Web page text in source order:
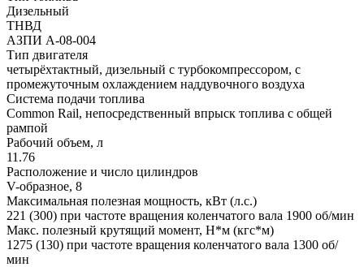
Дизельный
ТНВД
АЗПИ A-08-004
Тип двигателя
четырёхтактный, дизельный с турбокомпрессором, с
промежуточным охлаждением наддувочного воздуха
Система подачи топлива
Common Rail, непосредственный впрыск топлива с общей
рампой
Рабочий объем, л
11.76
Расположение и число цилиндров
V-образное, 8
Максимальная полезная мощность, кВт (л.с.)
221 (300) при частоте вращения коленчатого вала 1900 об/мин
Макс. полезный крутящий момент, Н*м (кгс*м)
1275 (130) при частоте вращения коленчатого вала 1300 об/
мин